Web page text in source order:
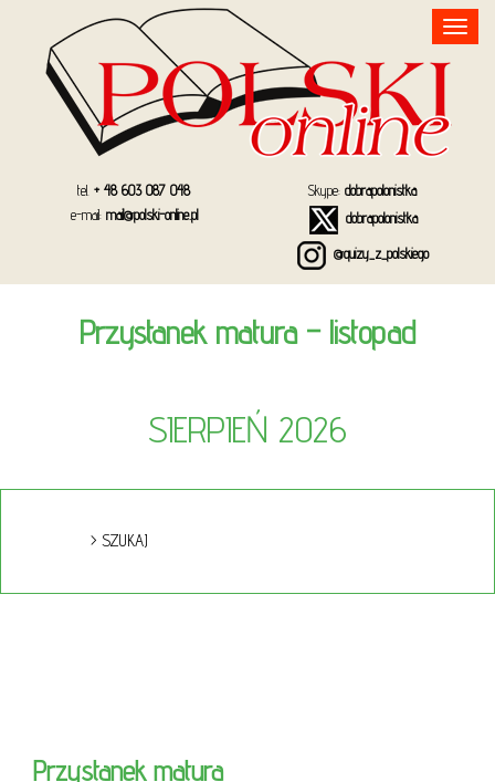
Toggle
navigation
tel. + 48 603 087 048
e-mail: mail@polski-online.pl
Skype: dobrapolonistka
dobrapolonistka
@quizy_z_polskiego
Przystanek matura – listopad
SIERPIEŃ 2026
Przystanek matura